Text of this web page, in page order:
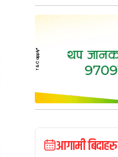
आगामी बिदाहरु